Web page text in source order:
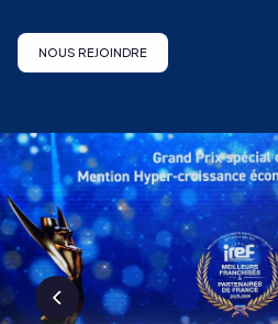
NOUS REJOINDRE